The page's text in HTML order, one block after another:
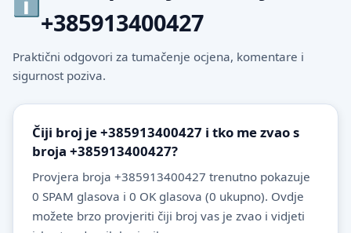
+385913400427
Praktični odgovori za tumačenje ocjena, komentare i
sigurnost poziva.
Čiji broj je +385913400427 i tko me zvao s
broja +385913400427?
Provjera broja +385913400427 trenutno pokazuje
0 SPAM glasova i 0 OK glasova (0 ukupno). Ovdje
možete brzo provjeriti čiji broj vas je zvao i vidjeti